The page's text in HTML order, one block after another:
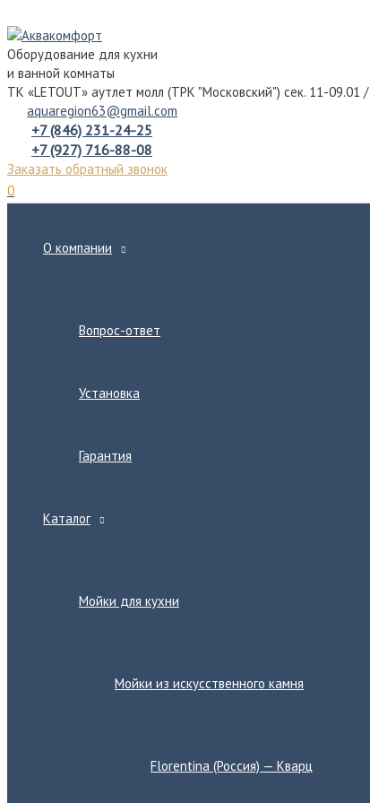
Перейти
к
содержимому
Оборудование для кухни
и ванной комнаты
ТК «LETOUT» аутлет молл (ТРК "Московский") сек. 11-09.01 /
aquaregion63@gmail.com
+7 (846) 231-24-25
+7 (927) 716-88-08
Заказать обратный звонок
0
О компании
Вопрос-ответ
Установка
Гарантия
Каталог
Мойки для кухни
Мойки из искусственного камня
Florentina (Россия) — Кварц